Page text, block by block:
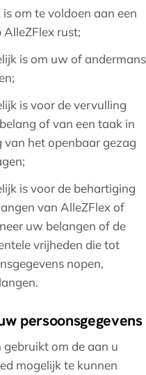
om te voldoen aan een
rust;
is om uw of andermans
is voor de vervulling
of van een taak in
het openbaar gezag
is voor de behartiging
van AlleZFlex of
uw belangen of de
vrijheden die tot
nopen,
persoonsgegevens
om de aan u
mogelijk te kunnen